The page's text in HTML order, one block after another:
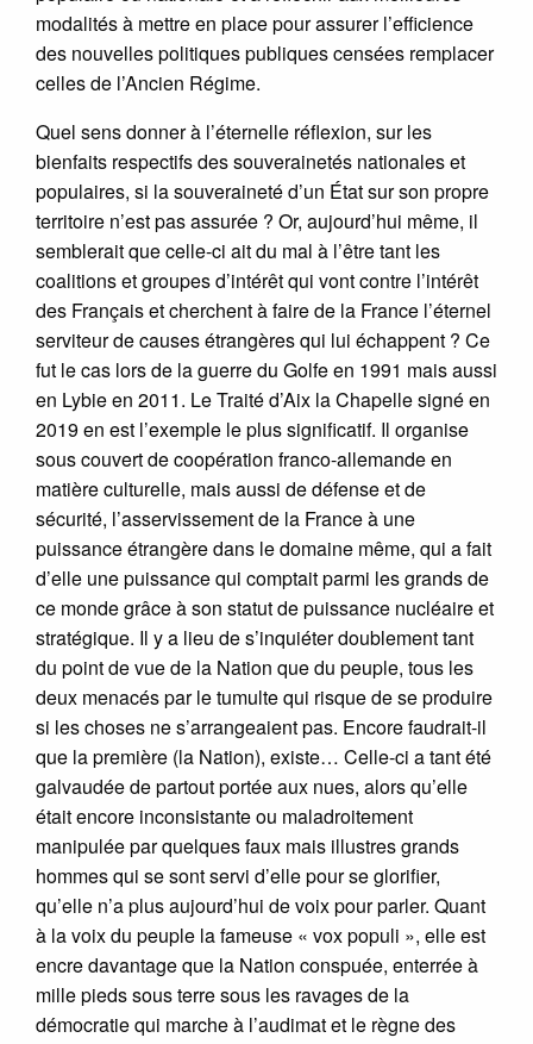
modalités à mettre en place pour assurer l’efficience
des nouvelles politiques publiques censées remplacer
celles de l’Ancien Régime.
Quel sens donner à l’éternelle réflexion, sur les
bienfaits respectifs des souverainetés nationales et
populaires, si la souveraineté d’un État sur son propre
territoire n’est pas assurée ? Or, aujourd’hui même, il
semblerait que celle-ci ait du mal à l’être tant les
coalitions et groupes d’intérêt qui vont contre l’intérêt
des Français et cherchent à faire de la France l’éternel
serviteur de causes étrangères qui lui échappent ? Ce
fut le cas lors de la guerre du Golfe en 1991 mais aussi
en Lybie en 2011. Le Traité d’Aix la Chapelle signé en
2019 en est l’exemple le plus significatif. Il organise
sous couvert de coopération franco-allemande en
matière culturelle, mais aussi de défense et de
sécurité, l’asservissement de la France à une
puissance étrangère dans le domaine même, qui a fait
d’elle une puissance qui comptait parmi les grands de
ce monde grâce à son statut de puissance nucléaire et
stratégique. Il y a lieu de s’inquiéter doublement tant
du point de vue de la Nation que du peuple, tous les
deux menacés par le tumulte qui risque de se produire
si les choses ne s’arrangeaient pas. Encore faudrait-il
que la première (la Nation), existe… Celle-ci a tant été
galvaudée de partout portée aux nues, alors qu’elle
était encore inconsistante ou maladroitement
manipulée par quelques faux mais illustres grands
hommes qui se sont servi d’elle pour se glorifier,
qu’elle n’a plus aujourd’hui de voix pour parler. Quant
à la voix du peuple la fameuse « vox populi », elle est
encre davantage que la Nation conspuée, enterrée à
mille pieds sous terre sous les ravages de la
démocratie qui marche à l’audimat et le règne des